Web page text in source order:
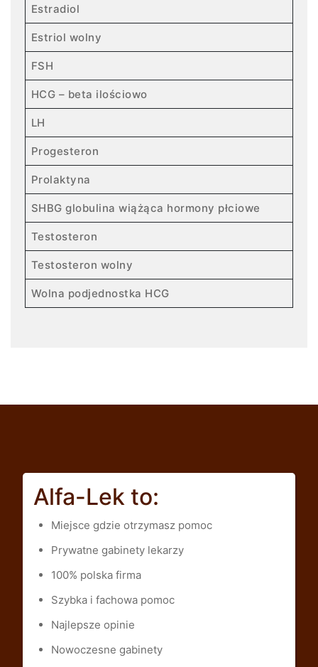
Estradiol
Estriol wolny
FSH
HCG – beta ilościowo
LH
Progesteron
Prolaktyna
SHBG globulina wiążąca hormony płciowe
Testosteron
Testosteron wolny
Wolna podjednostka HCG
Alfa-Lek to:
Miejsce gdzie otrzymasz pomoc
Prywatne gabinety lekarzy
100% polska firma
Szybka i fachowa pomoc
Najlepsze opinie
Nowoczesne gabinety